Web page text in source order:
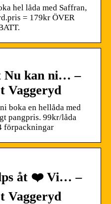
hel låda med Saffran,
= 179kr ÖVER
Nu kan ni… –
Vaggeryd
boka en hellåda med
pangpris. 99kr/låda
förpackningar
åt ❤️ Vi… –
Vaggeryd